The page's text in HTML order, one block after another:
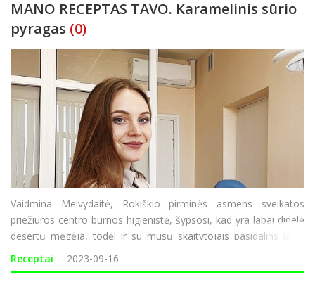
MANO RECEPTAS TAVO. Karamelinis sūrio
pyragas (0)
Vaidmina Melvydaitė, Rokiškio pirminės asmens sveikatos
priežiūros centro burnos higienistė, šypsosi, kad yra labai didelė
desertų mėgėja, todėl ir su mūsų skaitytojais pasidalins labai
skaniu ir lengvai pagaminamu sūrio pyrago receptu. „Visi, kurie
ragauja, pagiria, jog py
Receptai 2023-09-16